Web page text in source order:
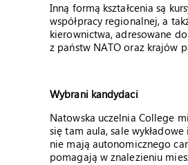
Inną formą kształcenia są
współpracy regionalnej, a
kierownictwa, adresowane
z państw NATO oraz krajów
Wybrani kandydaci
Natowska uczelnia College
się tam aula, sale
nie mają autonomicznego
pomagają w znalezieniu